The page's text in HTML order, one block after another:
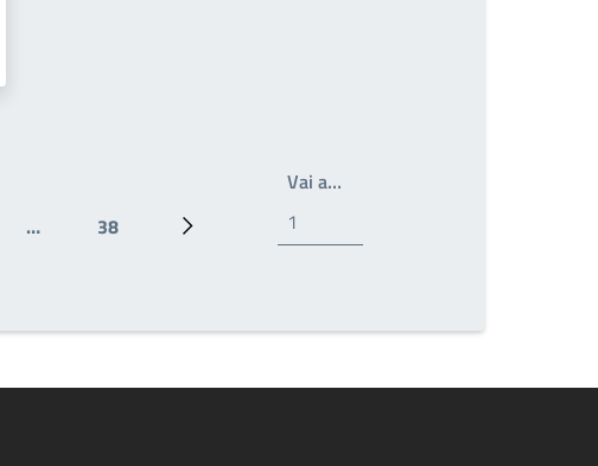
…
Ultima pagina
38
Prossima pagina
Vai a…